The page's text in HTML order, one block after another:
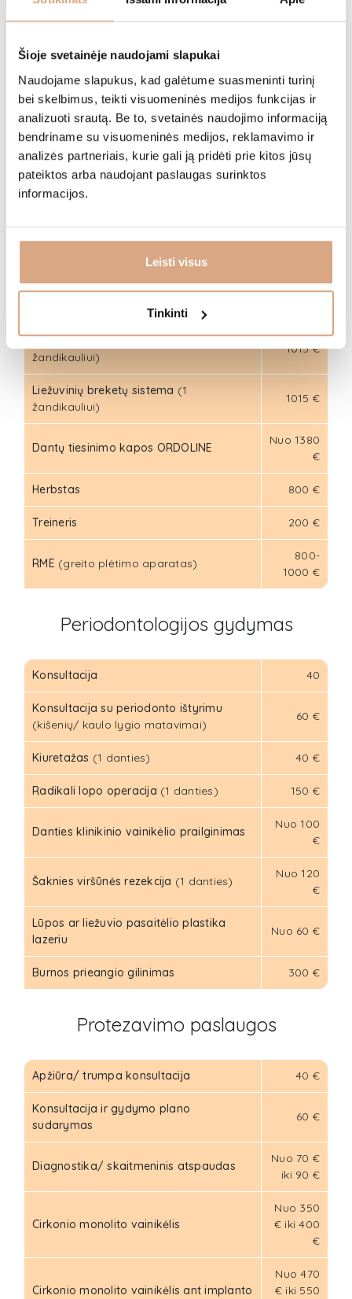
Šioje svetainėje naudojami slapukai
Naudojame slapukus, kad galėtume suasmeninti turinį
bei skelbimus, teikti visuomeninės medijos funkcijas ir
analizuoti srautą. Be to, svetainės naudojimo informaciją
bendriname su visuomeninės medijos, reklamavimo ir
analizės partneriais, kurie gali ją pridėti prie kitos jūsų
pateiktos arba naudojant paslaugas surinktos
informacijos.
Leisti visus
Tinkinti
dantis)
Ortodontinis gydymas
Konsultacija
Ortodontinė plokštelė
350-400
Metalinių breketų sistema
Beligatūrinių breketų sistema(1
Safyrinių breketų sistema(1
Safyrinių beligatūrinių breketų sistema(1
žandikauliui)
1015 €
Liežuvinių breketų sistema (1
žandikauliui)
1015 €
Dantų tiesinimo kapos ORDOLINE
Nuo 1380
€
Herbstas 800 €
Treineris 200 €
RME (greito plėtimo aparatas)
800-
1000 €
Periodontologijos gydymas
Konsultacija 40
Konsultacija su periodonto ištyrimu
(kišenių/ kaulo lygio matavimai)
60 €
Kiuretažas (1 danties) 40 €
Radikali lopo operacija (1 danties) 150 €
Danties klinikinio vainikėlio prailginimas
Nuo 100
€
Šaknies viršūnės rezekcija (1 danties)
Nuo 120
€
Lūpos ar liežuvio pasaitėlio plastika
lazeriu
Nuo 60 €
Burnos prieangio gilinimas 300 €
Protezavimo paslaugos
Apžiūra/ trumpa konsultacija 40 €
Konsultacija ir gydymo plano
sudarymas
60 €
Diagnostika/ skaitmeninis atspaudas
Nuo 70 €
iki 90 €
Cirkonio monolito vainikėlis
Nuo 350
€ iki 400
€
Cirkonio monolito vainikėlis ant implanto
Nuo 470
€ iki 550